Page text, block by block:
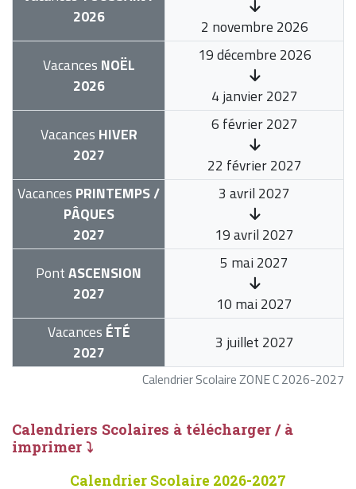
Calendrier Scolaire ZONE C 2026-2027
2026
2 novembre 2026
Vacances NOËL
2026
19 décembre 2026
4 janvier 2027
Vacances HIVER
2027
6 février 2027
22 février 2027
Vacances PRINTEMPS /
PÂQUES
2027
3 avril 2027
19 avril 2027
PontASCENSION
2027
5 mai 2027
10 mai 2027
Vacances ÉTÉ
2027
3 juillet 2027
Calendriers Scolaires à télécharger / à
imprimer ⤵
Calendrier Scolaire 2026-2027